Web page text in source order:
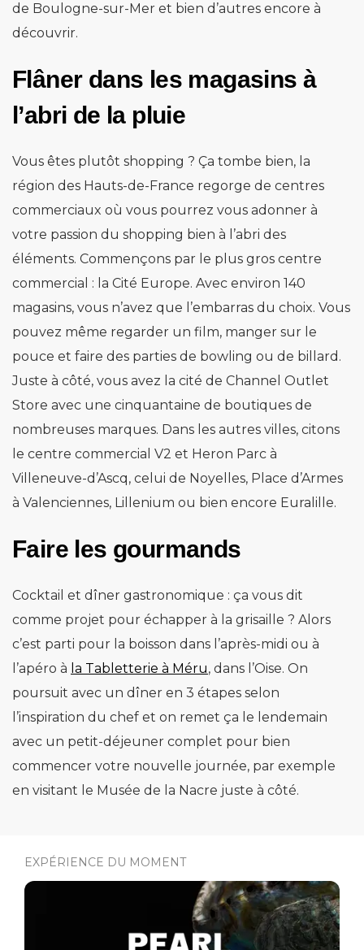
de Boulogne-sur-Mer et bien d’autres encore à
découvrir.
Flâner dans les magasins à
l’abri de la pluie
Vous êtes plutôt shopping ? Ça tombe bien, la
région des Hauts-de-France regorge de centres
commerciaux où vous pourrez vous adonner à
votre passion du shopping bien à l’abri des
éléments. Commençons par le plus gros centre
commercial : la Cité Europe. Avec environ 140
magasins, vous n’avez que l’embarras du choix. Vous
pouvez même regarder un film, manger sur le
pouce et faire des parties de bowling ou de billard.
Juste à côté, vous avez la cité de Channel Outlet
Store avec une cinquantaine de boutiques de
nombreuses marques. Dans les autres villes, citons
le centre commercial V2 et Heron Parc à
Villeneuve-d’Ascq, celui de Noyelles, Place d’Armes
à Valenciennes, Lillenium ou bien encore Euralille.
Faire les gourmands
Cocktail et dîner gastronomique : ça vous dit
comme projet pour échapper à la grisaille ? Alors
c’est parti pour la boisson dans l’après-midi ou à
l’apéro à la Tabletterie à Méru, dans l’Oise. On
poursuit avec un dîner en 3 étapes selon
l’inspiration du chef et on remet ça le lendemain
avec un petit-déjeuner complet pour bien
commencer votre nouvelle journée, par exemple
en visitant le Musée de la Nacre juste à côté.
EXPÉRIENCE DU MOMENT